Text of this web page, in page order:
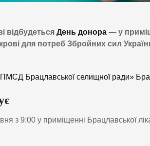
відбудеться День донора — у
для потреб Збройних сил
Брацлавської селищної ради»
з 9:00 у приміщенні Брацлавської